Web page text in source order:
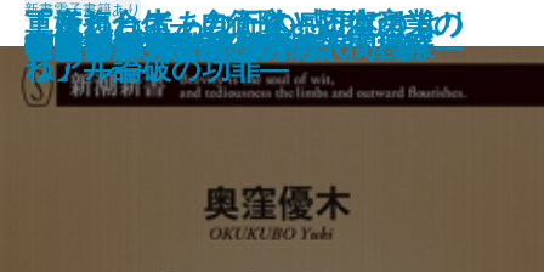
私の同行二人―人生の四国遍路―
ギャンブル脳
スターの臨終
京都占領―1945年の真実―
狂った世界
私はこう考える
お城の値打ち
母を葬る
「嫌われ者」の正体―日本のトリ
ックスター―
人生の壁
新書電子書籍あり
転売ヤー 闇の経済学
学びの本質
吉原遊廓―遊女と客の人間模様―
年1時間で億になる投資の正解
「それってあなたの感想ですよ
ね」―論破の功罪―
アマテラスの正体
韓国消滅
住職はシングルファザー
軍産複合体―自衛隊と防衛産業の
リアル―
トランプ再熱狂の正体